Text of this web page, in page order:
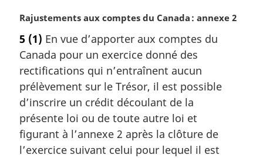
:N
t
e
m
a
r
g
i
n
a
Rajustements aux comptes du Canada : annexe 2
5 (1) En vue d’apporter aux comptes du
Canada pour un exercice donné des
rectifications qui n’entraînent aucun
prélèvement sur le Trésor, il est possible
d’inscrire un crédit découlant de la
présente loi ou de toute autre loi et
figurant à l’annexe 2 après la clôture de
l’exercice suivant celui pour lequel il est